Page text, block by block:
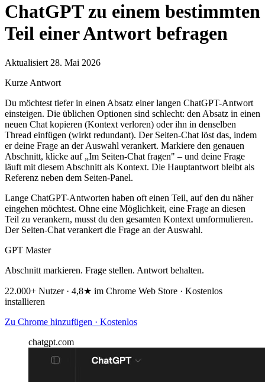
ChatGPT zu einem bestimmten
Teil einer Antwort befragen
Aktualisiert 28. Mai 2026
Kurze Antwort
Du möchtest tiefer in einen Absatz einer langen ChatGPT-Antwort
einsteigen. Die üblichen Optionen sind schlecht: den Absatz in einen
neuen Chat kopieren (Kontext verloren) oder ihn in denselben
Thread einfügen (wirkt redundant). Der Seiten-Chat löst das, indem
er deine Frage an der Auswahl verankert. Markiere den genauen
Abschnitt, klicke auf „Im Seiten-Chat fragen" – und deine Frage
läuft mit diesem Abschnitt als Kontext. Die Hauptantwort bleibt als
Referenz neben dem Seiten-Panel.
Lange ChatGPT-Antworten haben oft einen Teil, auf den du näher
eingehen möchtest. Ohne eine Möglichkeit, eine Frage an diesen
Teil zu verankern, musst du den gesamten Kontext umformulieren.
Der Seiten-Chat verankert die Frage an der Auswahl.
GPT Master
Abschnitt markieren. Frage stellen. Antwort behalten.
22.000+ Nutzer · 4,8★ im Chrome Web Store · Kostenlos
installieren
Zu Chrome hinzufügen · Kostenlos
chatgpt.com